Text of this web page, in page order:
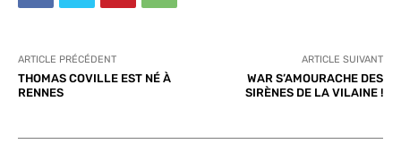
ARTICLE PRÉCÉDENT
THOMAS COVILLE EST NÉ À
RENNES
ARTICLE SUIVANT
WAR S’AMOURACHE DES
SIRÈNES DE LA VILAINE !